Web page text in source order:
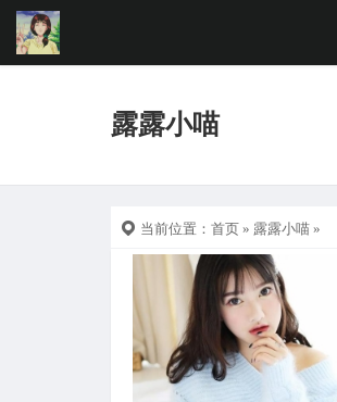
露露小喵
当前位置： 首页 » 露露小喵 »